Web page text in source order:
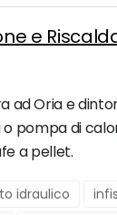
e
Oria e
pompa di
a pellet.
idraulico